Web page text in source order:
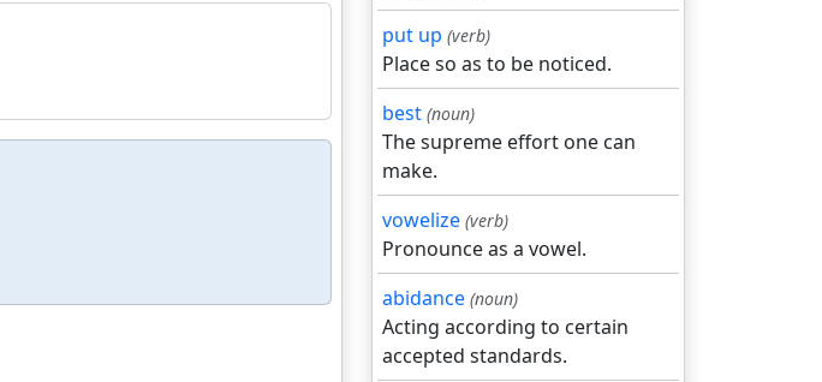
put up (verb)
Place so as to be noticed.
best (noun)
The supreme effort one can
make.
vowelize (verb)
Pronounce as a vowel.
abidance (noun)
Acting according to certain
accepted standards.